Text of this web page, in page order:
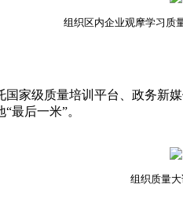
组织区内企业观摩学习质
级质量培训平台、政务新媒
最后一米”。
组织质量